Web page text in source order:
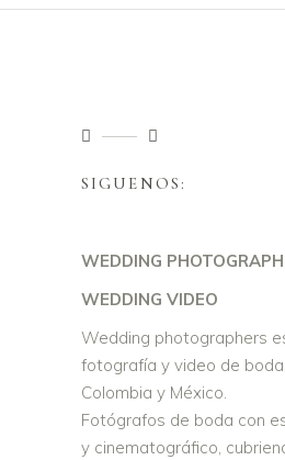
SIGUENOS:
WEDDING
WEDDING VIDEO
Wedding photographers
fotografía y video de
Colombia y México.
Fotógrafos de boda con
y cinematográfico,